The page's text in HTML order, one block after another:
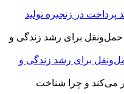
پرداخت در زنجیره تولید
برای رشد زندگی و